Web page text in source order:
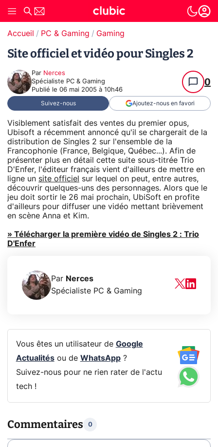
Accueil PC & Gaming Gaming
Site officiel et vidéo pour Singles 2
Par Nerces
Spécialiste PC & Gaming
Publié le 06 mai 2005 à 10h46
0
Suivez-nous Ajoutez-nous en favori
Visiblement satisfait des ventes du premier opus,
Ubisoft a récemment annoncé qu'il se chargerait de la
distribution de Singles 2 sur l'ensemble de la
Francophonie (France, Belgique, Québec...). Afin de
présenter plus en détail cette suite sous-titrée Trio
D'Enfer, l'éditeur français vient d'ailleurs de mettre en
ligne un site officiel
sur lequel on peut, entre autres,
découvrir quelques-uns des personnages. Alors que le
jeu doit sortir le 26 mai prochain, UbiSoft en profite
d'ailleurs pour diffuser une vidéo mettant brièvement
en scène Anna et Kim.
» Télécharger la première vidéo de Singles 2 : Trio
D'Enfer
Par Nerces
Spécialiste PC & Gaming
Vous êtes un utilisateur de Google
Actualitésou de WhatsApp?
Suivez-nous pour ne rien rater de l'actu
tech !
Commentaires 0